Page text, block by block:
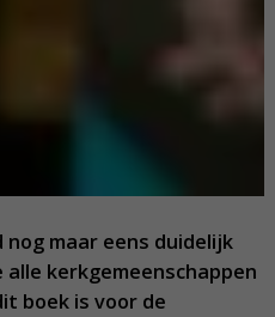
maar eens duidelijk
alle kerkgemeenschappen
boek is voor de